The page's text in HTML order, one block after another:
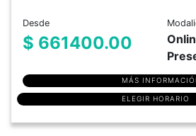
Desde
$ 661400.00
MÁS
ELEGIR HORARIO